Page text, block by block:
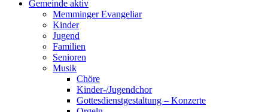
Gemeinde aktiv
Memminger Evangeliar
Kinder
Jugend
Familien
Senioren
Musik
Chöre
Kinder-/Jugendchor
Gottesdienstgestaltung – Konzerte